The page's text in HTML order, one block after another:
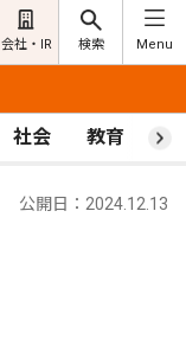
会社・IR 検索 Menu
社会 教育 ス
公開日：2024.12.13